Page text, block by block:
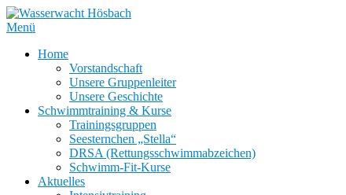
Zum
Inhalt
Menü
Home
Vorstandschaft
Unsere Gruppenleiter
Unsere Geschichte
Schwimmtraining & Kurse
Trainingsgruppen
Seesternchen „Stella“
DRSA (Rettungsschwimmabzeichen)
Schwimm-Fit-Kurse
Aktuelles